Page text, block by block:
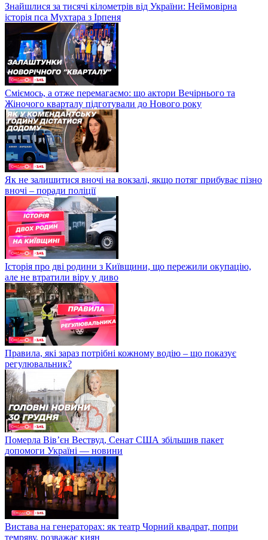
Знайшлися за тисячі кілометрів від України: Неймовірна
історія пса Мухтара з Ірпеня
Сміємось, а отже перемагаємо: що актори Вечірнього та
Жіночого кварталу підготували до Нового року
Як не залишитися вночі на вокзалі, якщо потяг прибуває пізно
вночі – поради поліції
Історія про дві родини з Київщини, що пережили окупацію,
але не втратили віру у диво
Правила, які зараз потрібні кожному водію – що показує
регулювальник?
Померла Вівʼєн Вествуд, Сенат США збільшив пакет
допомоги Україні — новини
Вистава на генераторах: як театр Чорний квадрат, попри
темряву, розважає киян